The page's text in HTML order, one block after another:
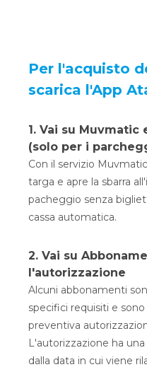
Per l'acquisto
scarica l'App
1. Vai su
(solo per i
Con il servizio
targa e apre la sbarra
pacheggio senza
cassa automatica.
2. Vai su
l'autorizzazione
Alcuni abbonamenti
specifici requisiti e
preventiva
L'autorizzazione ha
dalla data in cui viene